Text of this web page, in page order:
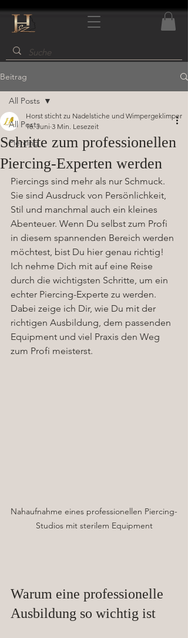
Beitrag
All Posts
Piercing
All Posts
Schritte zum professionellen
Piercing-Experten werden
Horst sticht zu Nadelstiche und Wimpergeklimper
16. Juni 3 Min. Lesezeit
Piercings sind mehr als nur Schmuck.
Sie sind Ausdruck von Persönlichkeit,
Stil und manchmal auch ein kleines
Abenteuer. Wenn Du selbst zum Profi
in diesem spannenden Bereich werden
möchtest, bist Du hier genau richtig!
Ich nehme Dich mit auf eine Reise
durch die wichtigsten Schritte, um ein
echter Piercing-Experte zu werden.
Dabei zeige ich Dir, wie Du mit der
richtigen Ausbildung, dem passenden
Equipment und viel Praxis den Weg
zum Profi meisterst.
Nahaufnahme eines professionellen Piercing-
Studios mit sterilem Equipment
Warum eine professionelle
Ausbildung so wichtig ist